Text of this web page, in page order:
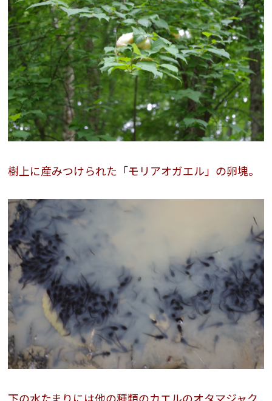
樹上に産みつけられた「モリアオガエル」の卵塊。